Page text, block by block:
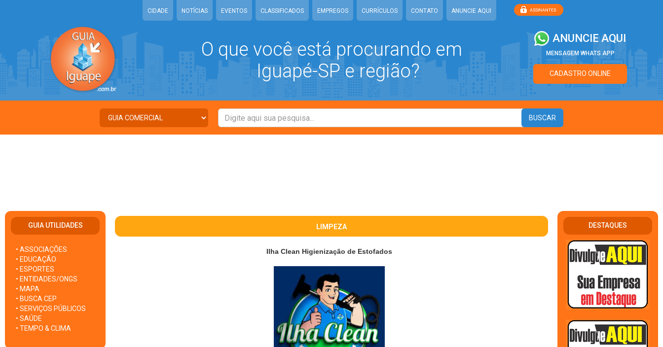
CIDADE NOTÍCIAS EVENTOS CLASSIFICADOS EMPREGOS CURRÍCULOS CONTATO ANUNCIE AQUI
O que você está procurando em
Iguapé-SP e região?
ANUNCIE AQUI
MENSAGEM WHATS APP
CADASTRO ONLINE
GUIA UTILIDADES
• ASSOCIAÇÕES
• EDUCAÇÃO
• ESPORTES
• ENTIDADES/ONGS
• MAPA
• BUSCA CEP
• SERVIÇOS PÚBLICOS
• SAÚDE
• TEMPO & CLIMA
LIMPEZA
Ilha Clean Higienização de Estofados
DESTAQUES